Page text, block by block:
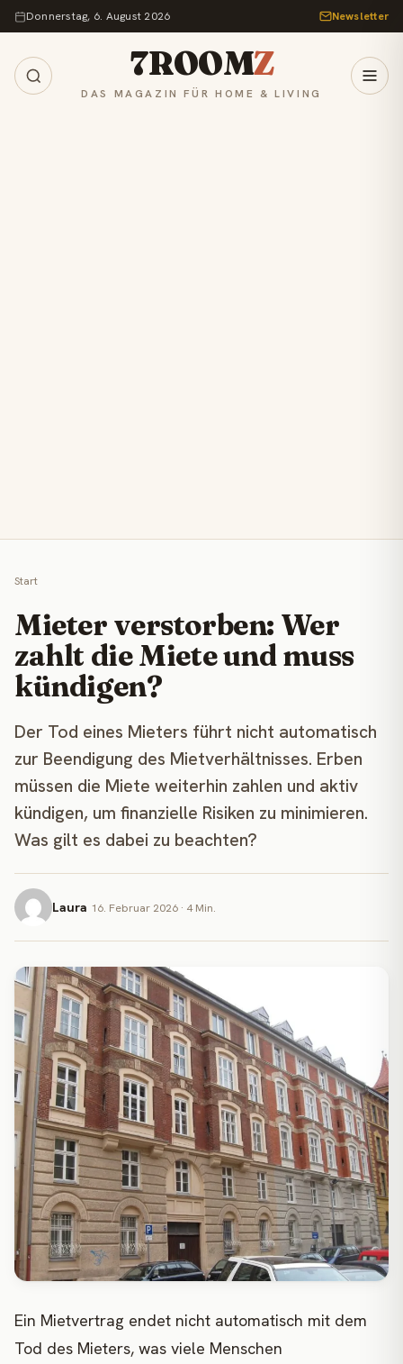
Zum Inhalt springen
Donnerstag, 6. August 2026 Newsletter
7ROOMZ
DAS MAGAZIN FÜR HOME & LIVING
Start
Mieter verstorben: Wer
zahlt die Miete und muss
kündigen?
Der Tod eines Mieters führt nicht automatisch
zur Beendigung des Mietverhältnisses. Erben
müssen die Miete weiterhin zahlen und aktiv
kündigen, um finanzielle Risiken zu minimieren.
Was gilt es dabei zu beachten?
Laura 16. Februar 2026 · 4 Min.
Ein Mietvertrag endet nicht automatisch mit dem
Tod des Mieters, was viele Menschen